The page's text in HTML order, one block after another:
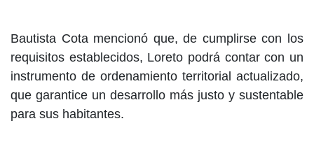
Bautista Cota mencionó que, de cumplirse con los
requisitos establecidos, Loreto podrá contar con un
instrumento de ordenamiento territorial actualizado,
que garantice un desarrollo más justo y sustentable
para sus habitantes.